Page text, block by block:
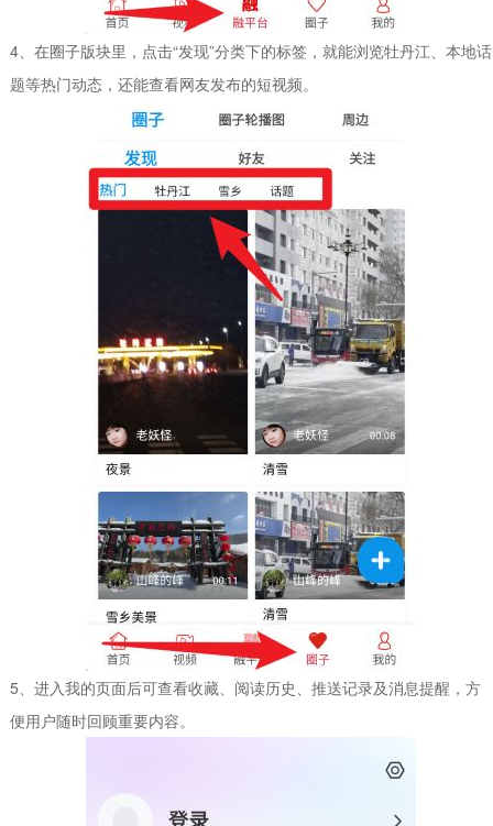
4、在圈子版块里，点击“发现”分类下的标签，就能浏览牡丹江、本地话
题等热门动态，还能查看网友发布的短视频。
5、进入我的页面后可查看收藏、阅读历史、推送记录及消息提醒，方
便用户随时回顾重要内容。